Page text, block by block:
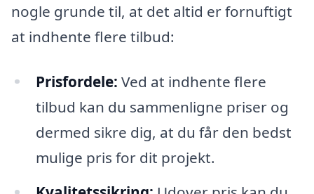
nogle grunde til, at det altid er fornuftigt
at indhente flere tilbud:
Prisfordele: Ved at indhente flere
tilbud kan du sammenligne priser og
dermed sikre dig, at du får den bedst
mulige pris for dit projekt.